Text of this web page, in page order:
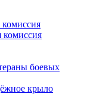
комиссия
боевых
крыло